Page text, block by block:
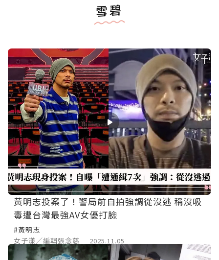
雪碧
黃明志投案了！警局前自拍強調從沒逃 稱沒吸
毒遭台灣最強AV女優打臉
#黃明志
女子漾／編輯張念慈
2025.11.05